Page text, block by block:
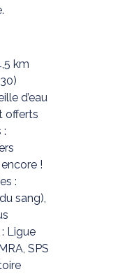
km
d’eau
offerts
:
!
:
sang),
Ligue
SPS